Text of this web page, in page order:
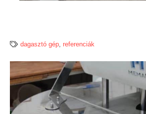
dagasztó gép, referenciák